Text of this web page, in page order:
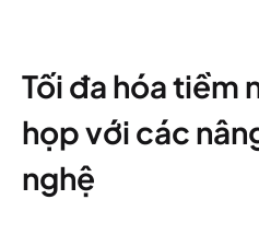
Tối đa hóa tiềm
họp với các
nghệ